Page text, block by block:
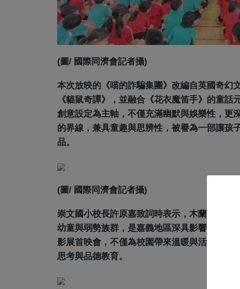
(圖/ 國際同濟會記者攝)
本次放映的《喵的詐騙集團》改編自英國奇幻
《貓鼠奇譚》，並融合《花衣魔笛手》的童
創意設定為主軸，不僅充滿幽默與娛樂性，更
的界線，兼具童趣與思辨性，被譽為一部讓孩
品。
(圖/ 國際同濟會記者攝)
崇文國小校長許原嘉致詞時表示，木蘭國際同
幼童與弱勢族群，是嘉義地區深具影響力的女
影展首映會，不僅為校園帶來溫暖與活力，也
思考與品德教育。